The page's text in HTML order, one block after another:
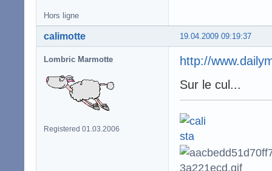
Hors ligne
19.04.2009 09:19:37
calimotte
Lombric Marmotte
Registered 01.03.2006
http://
Sur le cul...